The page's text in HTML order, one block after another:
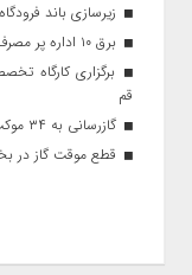
زیرسازی باند
برق ۱۰ اداره پر مصرف در قم قطع شد
برگزاری کارگاه
قم
گازرسانی به ۳۴ موکب در قم طی یک ماه گذشته
قطع موقت گاز در